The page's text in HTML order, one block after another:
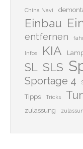
China Navi
Einbau
entfernen
Infos KIA
SL SLS
Sportage 4
Tipps Tricks
zulassung